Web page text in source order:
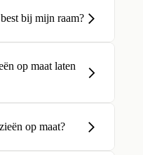
bij mijn raam?
op maat laten
op maat?